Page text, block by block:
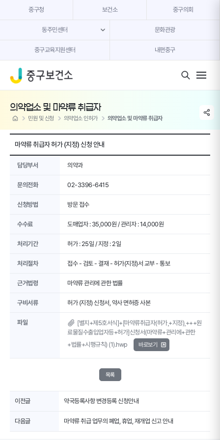
중구청 보건소 중구의회
동주민센터 문화관광
중구교육지원센터 내편중구
의약업소 및 마약류 취급자
home 민원 및 신청 의약업소 인허가 의약업소 및 마약류 취급자
share
마약류 취급자 허가 (지정) 신청 안내
담당부서 의약과
문의전화 02-3396-6415
신청방법 방문 접수
수수료 도매업자 : 35,000원 / 관리자 : 14,000원
처리기간 허가 : 25일 / 지정 : 2일
처리절차 접수 - 검토 - 결재 - 허가(지정)서 교부 - 통보
근거법령 마약류 관리에 관한 법률
구비서류 허가 (지정) 신청서, 약사 면허증 사본
파일
[별지+제5호서식]+[마약류취급자(허가¸+지정)¸+++원
료물질수출입업자등+허가]신청서(마약류+관리에+관한
+법률+시행규칙) (1).hwp
바로보기
목록
이전글 약국등록사항 변경등록 신청안내
다음글 마약류 취급 업무의 폐업, 휴업, 재개업 신고 안내